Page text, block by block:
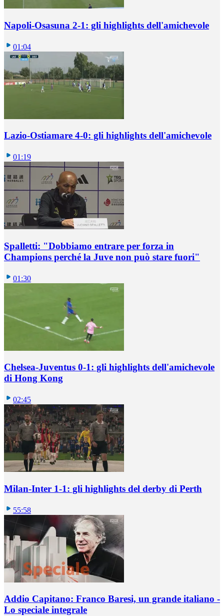
Napoli-Osasuna 2-1: gli highlights dell'amichevole
01:04
Lazio-Ostiamare 4-0: gli highlights dell'amichevole
01:19
Spalletti: "Dobbiamo entrare per forza in
Champions perché la Juve non può stare fuori"
01:30
Chelsea-Juventus 0-1: gli highlights dell'amichevole
di Hong Kong
02:45
Milan-Inter 1-1: gli highlights del derby di Perth
55:58
Addio Capitano: Franco Baresi, un grande italiano -
Lo speciale integrale